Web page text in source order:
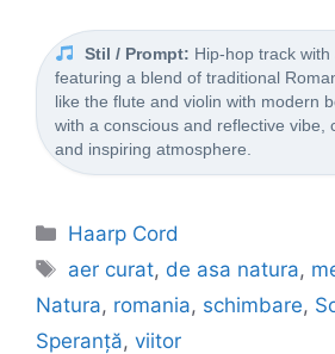
Stil / Prompt: Hip-hop track
featuring a blend of traditional
like the flute and violin with modern
with a conscious and reflective vibe,
and inspiring atmosphere.
Categorii
Haarp Cord
Etichete
aer curat, de asa natura,
Natura, romania, schimbare,
Speranță, viitor